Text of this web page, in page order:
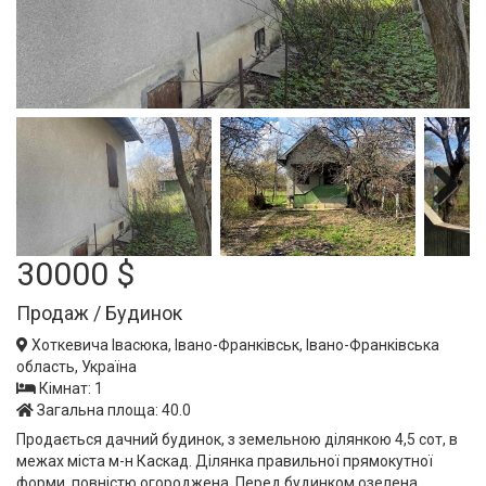
Next
30000 $
Продаж / Будинок
Хоткевича Івасюка, Івано-Франківськ, Івано-Франківська
область, Україна
Кімнат: 1
Загальна площа: 40.0
Продається дачний будинок, з земельною ділянкою 4,5 сот, в
межах міста м-н Каскад. Ділянка правильної прямокутної